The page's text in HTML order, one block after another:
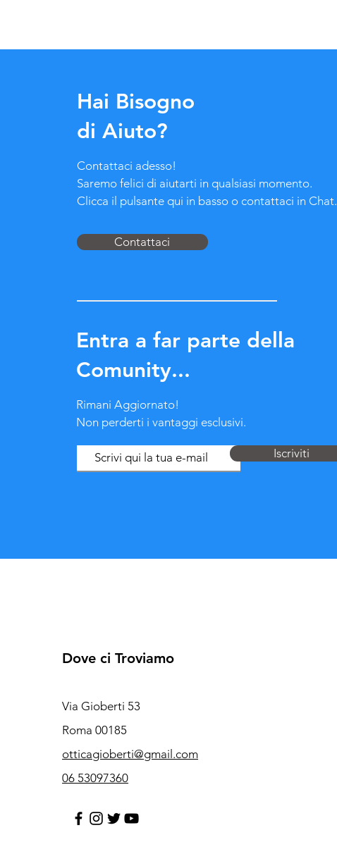
Hai Bisogno
di Aiuto?
Contattaci adesso!
Saremo felici di aiutarti in qualsiasi momento.
Clicca il pulsante qui in basso o contattaci in Chat.
Contattaci
Entra a far parte della
Comunity...
Rimani Aggiornato!
Non perderti i vantaggi esclusivi.
Iscriviti
Dove ci Troviamo
Via Gioberti 53
Roma 00185
otticagioberti@gmail.com
06 53097360